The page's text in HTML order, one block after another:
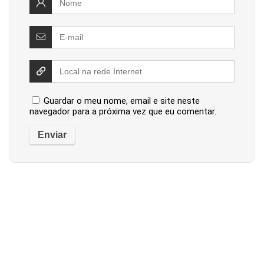
Guardar o meu nome, email e site neste
navegador para a próxima vez que eu comentar.